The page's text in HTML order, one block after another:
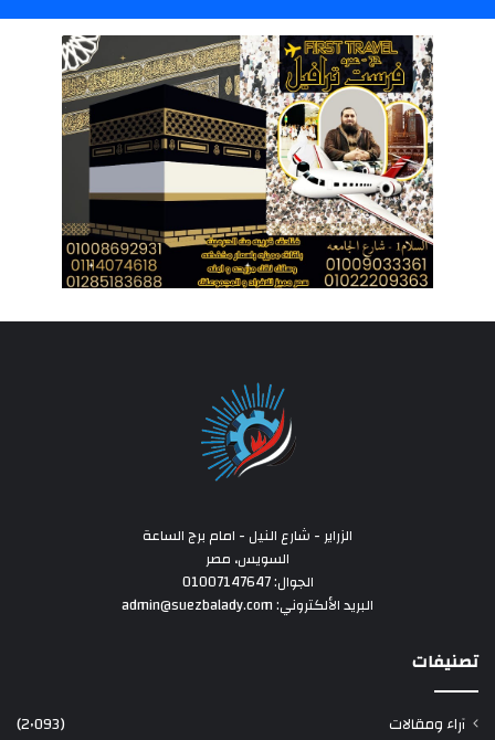
الزراير - شارع النيل - امام برج الساعة
السويس، مصر
الجوال: 01007147647
البريد الألكتروني: admin@suezbalady.com
تصنيفات
آراء ومقالات
(2٬093)